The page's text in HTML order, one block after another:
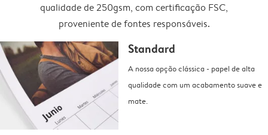
qualidade de 250gsm, com certificação FSC,
proveniente de fontes responsáveis.
Standard
A nossa opção clássica - papel de alta
qualidade com um acabamento suave e
mate.